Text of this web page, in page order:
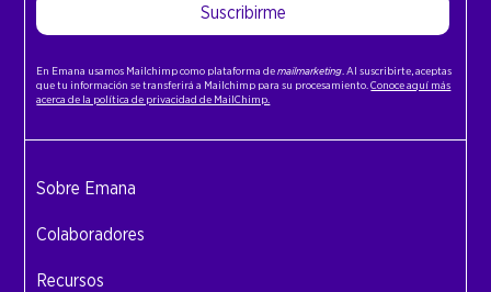
Suscribirme
En Emana usamos Mailchimp como plataforma demailmarketing . Al suscribirte, aceptas
que tu información se transferirá a Mailchimp para su procesamiento.Conoce aquí más
acerca de la política de privacidad de MailChimp.
Sobre Emana
Colaboradores
Recursos